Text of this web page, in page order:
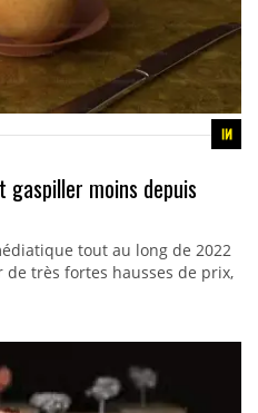
moins depuis
tout au long de 2022
de très fortes hausses de prix,